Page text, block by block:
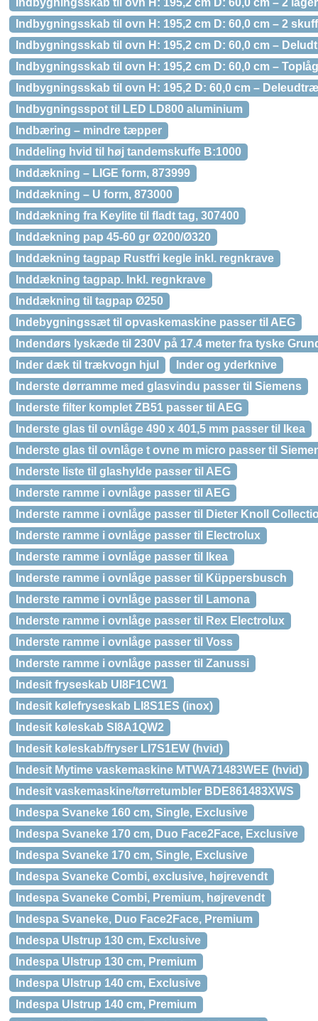
Indbygningsskab til ovn H: 195,2 cm D: 60,0 cm – 2 låger
Indbygningsskab til ovn H: 195,2 cm D: 60,0 cm – 2
Indbygningsskab til ovn H: 195,2 cm D: 60,0 cm –
Indbygningsskab til ovn H: 195,2 cm D: 60,0 cm –
Indbygningsskab til ovn H: 195,2 D: 60,0 cm –
Indbygningsspot til LED LD800 aluminium
Indbæring – mindre tæpper
Inddeling hvid til høj tandemskuffe B:1000
Inddækning – LIGE form, 873999
Inddækning – U form, 873000
Inddækning fra Keylite til fladt tag, 307400
Inddækning pap 45-60 gr Ø200/Ø320
Inddækning tagpap Rustfri kegle inkl. regnkrave
Inddækning tagpap. Inkl. regnkrave
Inddækning til tagpap Ø250
Indebygningssæt til opvaskemaskine passer til AEG
Indendørs lyskæde til 230V på 17.4 meter fra tyske
Inder dæk til trækvogn hjul
Inder og yderknive
Inderste dørramme med glasvindu passer til Siemens
Inderste filter komplet ZB51 passer til AEG
Inderste glas til ovnlåge 490 x 401,5 mm passer til Ikea
Inderste glas til ovnlåge t ovne m micro passer til
Inderste liste til glashylde passer til AEG
Inderste ramme i ovnlåge passer til AEG
Inderste ramme i ovnlåge passer til Dieter Knoll
Inderste ramme i ovnlåge passer til Electrolux
Inderste ramme i ovnlåge passer til Ikea
Inderste ramme i ovnlåge passer til Küppersbusch
Inderste ramme i ovnlåge passer til Lamona
Inderste ramme i ovnlåge passer til Rex Electrolux
Inderste ramme i ovnlåge passer til Voss
Inderste ramme i ovnlåge passer til Zanussi
Indesit fryseskab UI8F1CW1
Indesit kølefryseskab LI8S1ES (inox)
Indesit køleskab SI8A1QW2
Indesit køleskab/fryser LI7S1EW (hvid)
Indesit Mytime vaskemaskine MTWA71483WEE (hvid)
Indesit vaskemaskine/tørretumbler BDE861483XWS
Indespa Svaneke 160 cm, Single, Exclusive
Indespa Svaneke 170 cm, Duo Face2Face, Exclusive
Indespa Svaneke 170 cm, Single, Exclusive
Indespa Svaneke Combi, exclusive, højrevendt
Indespa Svaneke Combi, Premium, højrevendt
Indespa Svaneke, Duo Face2Face, Premium
Indespa Ulstrup 130 cm, Exclusive
Indespa Ulstrup 130 cm, Premium
Indespa Ulstrup 140 cm, Exclusive
Indespa Ulstrup 140 cm, Premium